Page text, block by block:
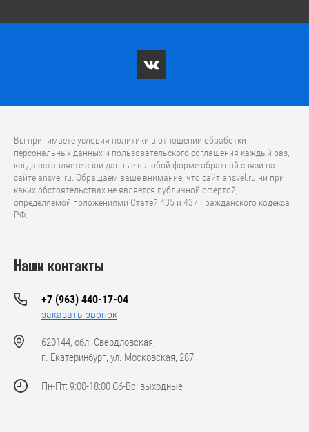
Вы принимаете условия политики в отношении обработки
персональных данных и пользовательского соглашения каждый раз,
когда оставляете свои данные в любой форме обратной связи на
сайте ansvel.ru. Обращаем ваше внимание, что caйт ansvel.ru ни при
каких обстоятельствах не является публичной офертой,
определяемой положениями Статей 435 и 437 Гражданского кодекса
РФ.
Наши контакты
+7 (963) 440-17-04
заказать звонок
620144, обл. Свердловская,
г. Екатеринбург, ул. Московская, 287
Пн-Пт: 9:00-18:00 Сб-Вс: выходные